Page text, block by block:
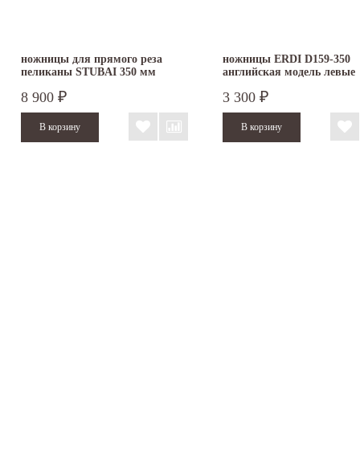
ножницы для прямого реза
пеликаны STUBAI 350 мм
8 900 ₽
ножницы ERDI D159-350
английская модель левые
3 300 ₽